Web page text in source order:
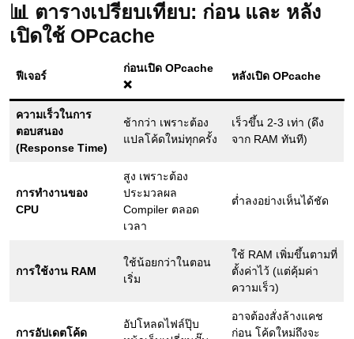
📊 ตารางเปรียบเทียบ: ก่อน และ หลัง
เปิดใช้ OPcache
ฟีเจอร์
ก่อนเปิด OPcache
❌
หลังเปิด OPcache
ความเร็วในการ
ตอบสนอง
(Response Time)
ช้ากว่า เพราะต้อง
แปลโค้ดใหม่ทุกครั้ง
เร็วขึ้น 2-3 เท่า (ดึง
จาก RAM ทันที)
การทำงานของ
CPU
สูง เพราะต้อง
ประมวลผล
Compiler ตลอด
เวลา
ต่ำลงอย่างเห็นได้ชัด
การใช้งาน RAM
ใช้น้อยกว่าในตอน
เริ่ม
ใช้ RAM เพิ่มขึ้นตามที่
ตั้งค่าไว้ (แต่คุ้มค่า
ความเร็ว)
การอัปเดตโค้ด
อัปโหลดไฟล์ปุ๊บ
อาจต้องสั่งล้างแคช
ก่อน โค้ดใหม่ถึงจะ